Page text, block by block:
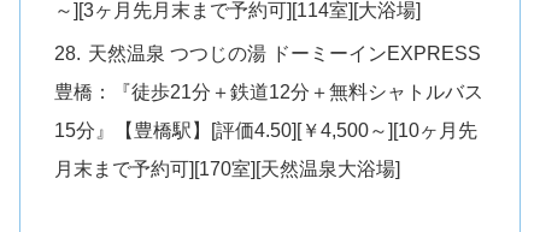
～][3ヶ月先月末まで予約可][114室][大浴場]
天然温泉 つつじの湯 ドーミーインEXPRESS
豊橋：『徒歩21分＋鉄道12分＋無料シャトルバス
15分』【豊橋駅】[評価4.50][￥4,500～][10ヶ月先
月末まで予約可][170室][天然温泉大浴場]